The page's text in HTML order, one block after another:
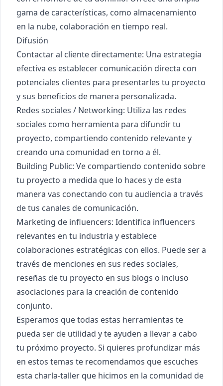
gama de características, como almacenamiento
en la nube, colaboración en tiempo real.
Difusión
Contactar al cliente directamente: Una estrategia
efectiva es establecer comunicación directa con
potenciales clientes para presentarles tu proyecto
y sus beneficios de manera personalizada.
Redes sociales / Networking: Utiliza las redes
sociales como herramienta para difundir tu
proyecto, compartiendo contenido relevante y
creando una comunidad en torno a él.
Building Public: Ve compartiendo contenido sobre
tu proyecto a medida que lo haces y de esta
manera vas conectando con tu audiencia a través
de tus canales de comunicación.
Marketing de influencers: Identifica influencers
relevantes en tu industria y establece
colaboraciones estratégicas con ellos. Puede ser a
través de menciones en sus redes sociales,
reseñas de tu proyecto en sus blogs o incluso
asociaciones para la creación de contenido
conjunto.
Esperamos que todas estas herramientas te
pueda ser de utilidad y te ayuden a llevar a cabo
tu próximo proyecto. Si quieres profundizar más
en estos temas te recomendamos que escuches
esta charla-taller que hicimos en la comunidad de